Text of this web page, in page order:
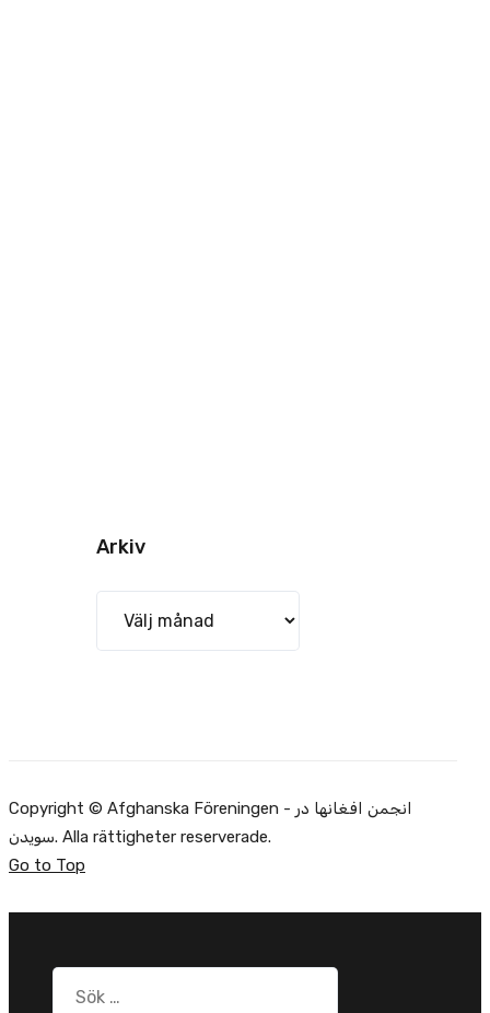
Arkiv
Copyright © Afghanska Föreningen - انجمن افغانها در
سویدن. Alla rättigheter reserverade.
Go to Top
Sök
efter: